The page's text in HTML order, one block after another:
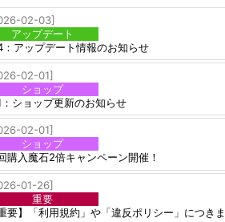
02-03]
アップデート
アップデート情報のお知らせ
02-01]
ショップ
ショップ更新のお知らせ
02-01]
ショップ
購入魔石2倍キャンペーン開催！
01-26]
重要
重要】「利用規約」や「違反ポリシー」につき